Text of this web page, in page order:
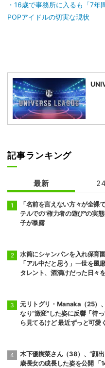
16歳で事務所に入るも「7年
POPアイドルの切実な現状
記事ランキング
最新
「名前を言えない方々が全裸
テルでの"権力者の遊び"の実
子が暴露
水筒にシャンパンを入れ保育
「アル中だと思う」一世を風
タレント、酒漬けだった日々
元リトグリ・Manaka（25）
なり“激変”した姿に反響「待
ら見てるけど 最近ずっと可愛
木下優樹菜さん（38）、“顔
歳長女の成長した姿を公開 「